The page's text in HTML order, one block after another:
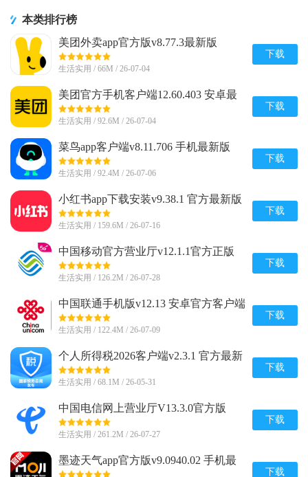
本类排行榜
美团外卖app官方版v8.77.3最新版
生活实用 / 66M / 26-07-04
下载
美团官方手机客户端12.60.403 安卓最
新版
生活实用 / 92.6M / 26-07-04
下载
菜鸟app客户端v8.11.706 手机最新版
生活实用 / 92.4M / 26-07-06
下载
小红书app下载安装v9.38.1 官方最新版
生活实用 / 159.6M / 26-07-16
下载
中国移动官方营业厅v12.1.1官方正版
生活实用 / 126.2M / 26-07-28
下载
中国联通手机版v12.13 安卓官方客户端
生活实用 / 122.4M / 26-07-09
下载
个人所得税2026客户端v2.3.1 官方最新
版
生活实用 / 68.1M / 26-05-31
下载
中国电信网上营业厅V13.3.0官方版
生活实用 / 261.2M / 26-07-27
下载
墨迹天气app官方版v9.0940.02 手机最
新版
下载